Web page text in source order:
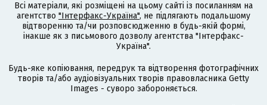
Всі матеріали, які розміщені на цьому сайті із посиланням на
агентство "Інтерфакс-Україна", не підлягають подальшому
відтворенню та/чи розповсюдженню в будь-якій формі,
інакше як з письмового дозволу агентства "Інтерфакс-
Україна".
Будь-яке копіювання, передрук та відтворення фотографічних
творів та/або аудіовізуальних творів правовласника Getty
Images - суворо забороняється.